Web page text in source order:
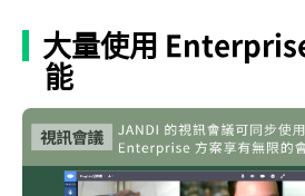
大量使用
能